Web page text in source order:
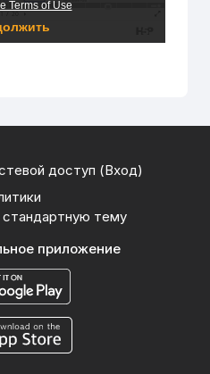
доступ (Вход)
тему
приложение